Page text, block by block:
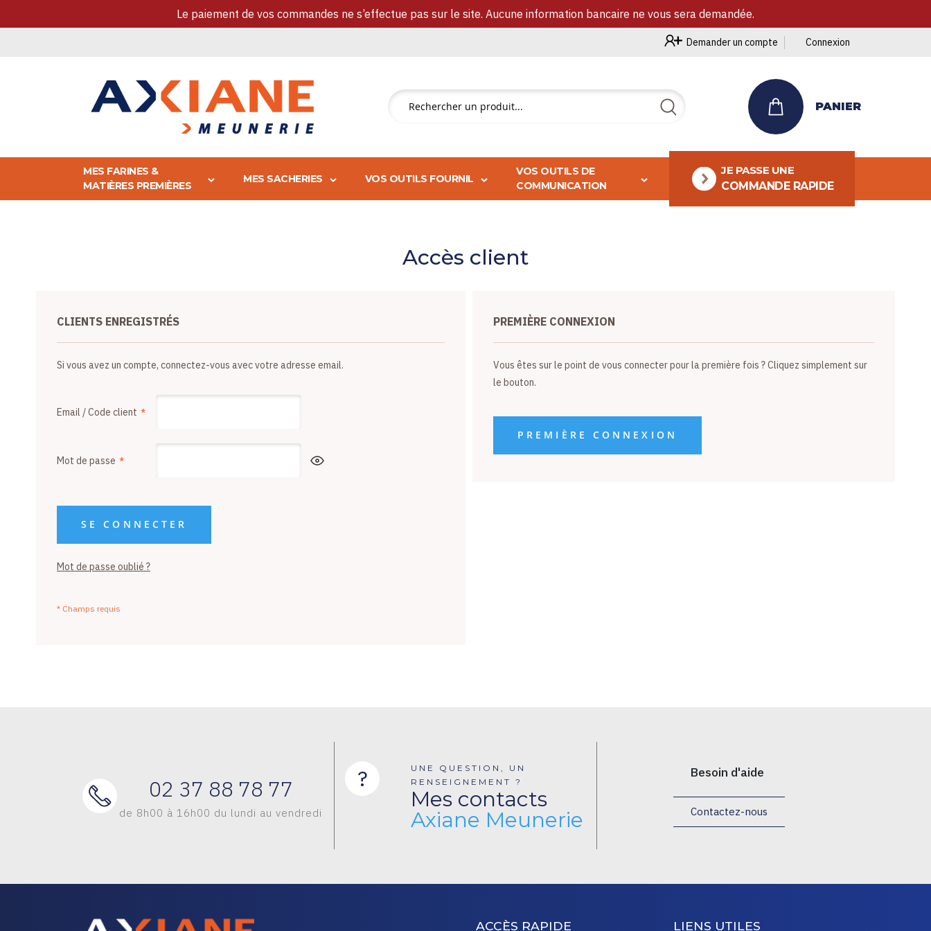
Demander un compte Connexion
Le paiement de vos commandes ne s’effectue pas sur le site. Aucune information bancaire ne vous sera demandée.
Rechercher
PANIER
MES FARINES &
MATIÈRES PREMIÈRES
MES SACHERIES VOS OUTILS FOURNIL
VOS OUTILS DE
COMMUNICATION
JE PASSE UNE
COMMANDE RAPIDE
Accès client
CLIENTS ENREGISTRÉS
Si vous avez un compte, connectez-vous avec votre adresse email.
Email / Code client
Mot de passe
SE CONNECTER
Mot de passe oublié ?
PREMIÈRE CONNEXION
Vous êtes sur le point de vous connecter pour la première fois ? Cliquez simplement sur
le bouton.
PREMIÈRE CONNEXION
02 37 88 78 77
de 8h00 à 16h00 du lundi au vendredi
?
UNE QUESTION, UN
RENSEIGNEMENT ?
Mes contacts
Axiane Meunerie
Besoin d'aide
Contactez-nous
ACCÈS RAPIDE LIENS UTILES